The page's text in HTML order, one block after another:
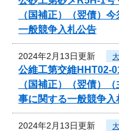
（国補正）（翌債）
一般競争入札公告
2024年2月13日更新
公維工第交維HHT02-
（国補正）（翌債）
事に関する一般競争入
2024年2月13日更新